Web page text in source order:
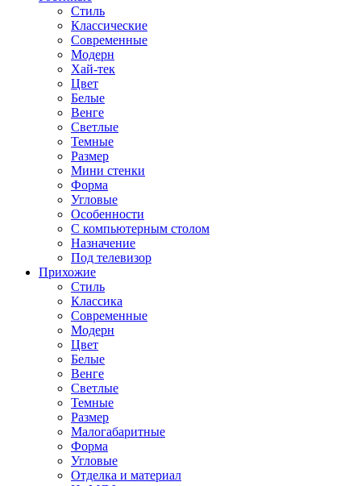
Стиль
Классические
Современные
Модерн
Хай-тек
Цвет
Белые
Венге
Светлые
Темные
Размер
Мини стенки
Форма
Угловые
Особенности
С компьютерным столом
Назначение
Под телевизор
Прихожие
Стиль
Классика
Современные
Модерн
Цвет
Белые
Венге
Светлые
Темные
Размер
Малогабаритные
Форма
Угловые
Отделка и материал